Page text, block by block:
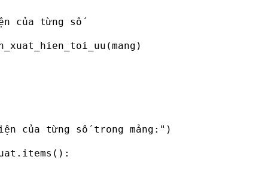
của từng số
của từng số trong mảng:")